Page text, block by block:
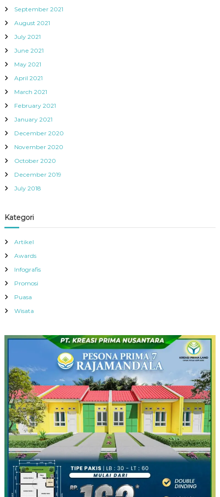
September 2021
August 2021
July 2021
June 2021
May 2021
April 2021
March 2021
February 2021
January 2021
December 2020
November 2020
October 2020
December 2019
July 2018
Kategori
Artikel
Awards
Infografis
Promosi
Puasa
Wisata